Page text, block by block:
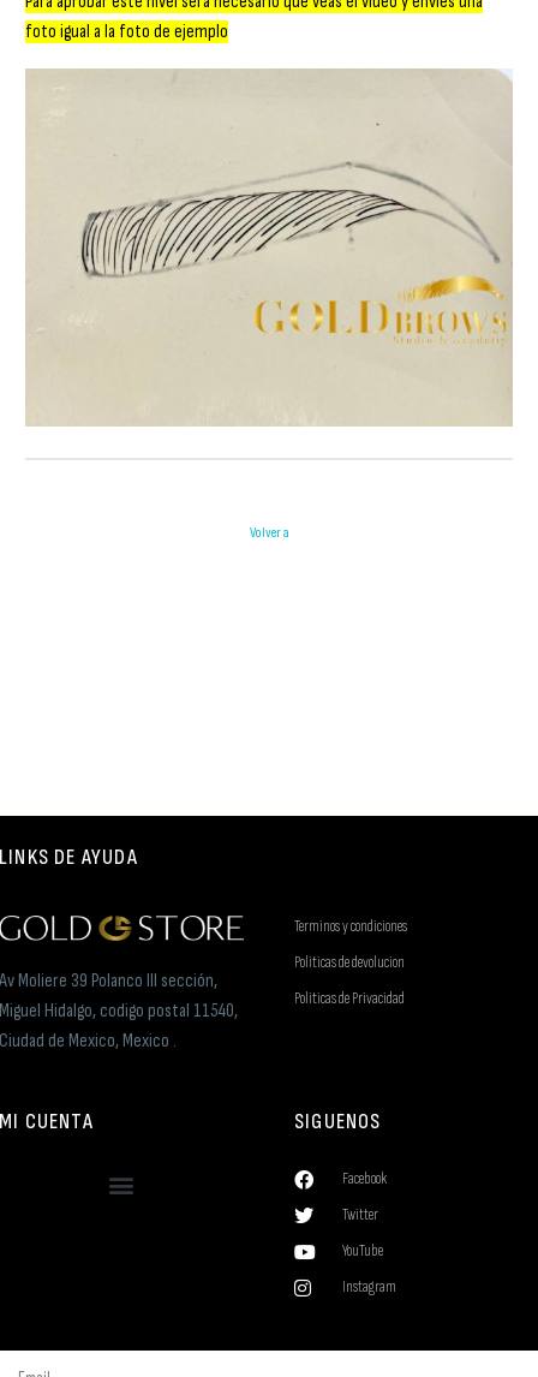
foto igual a la foto de ejemplo
Volver a
LINKS DE AYUDA
Av Moliere 39 Polanco III sección,
Miguel Hidalgo, codigo postal 11540,
Ciudad de Mexico, Mexico .
Terminos y condiciones
Politicas de devolucion
Politicas de Privacidad
MI CUENTA SIGUENOS
Facebook
Twitter
YouTube
Instagram